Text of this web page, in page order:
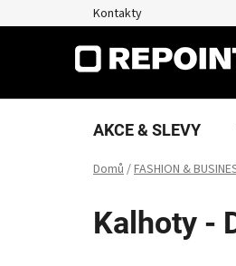
na
Kontakty
AKCE & SLEVY
Domů/FASHION &
Kalhoty -